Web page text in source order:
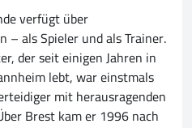
verfügt über
– als Spieler und als Trainer.
der seit einigen Jahren in
lebt, war einstmals
mit herausragenden
Brest kam er 1996 nach